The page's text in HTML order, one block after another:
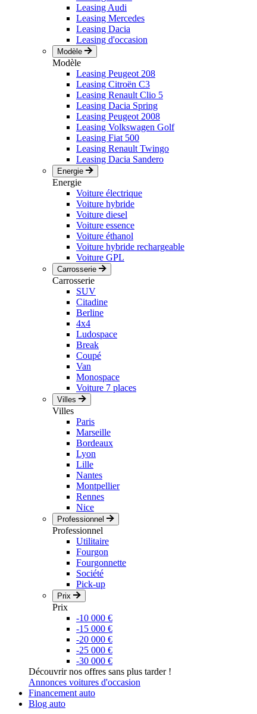
Leasing Audi
Leasing Mercedes
Leasing Dacia
Leasing d'occasion
Modèle
Modèle
Leasing Peugeot 208
Leasing Citroën C3
Leasing Renault Clio 5
Leasing Dacia Spring
Leasing Peugeot 2008
Leasing Volkswagen Golf
Leasing Fiat 500
Leasing Renault Twingo
Leasing Dacia Sandero
Energie
Energie
Voiture électrique
Voiture hybride
Voiture diesel
Voiture essence
Voiture éthanol
Voiture hybride rechargeable
Voiture GPL
Carrosserie
Carrosserie
SUV
Citadine
Berline
4x4
Ludospace
Break
Coupé
Van
Monospace
Voiture 7 places
Villes
Villes
Paris
Marseille
Bordeaux
Lyon
Lille
Nantes
Montpellier
Rennes
Nice
Professionnel
Professionnel
Utilitaire
Fourgon
Fourgonnette
Société
Pick-up
Prix
Prix
-10 000 €
-15 000 €
-20 000 €
-25 000 €
-30 000 €
Découvrir nos offres sans plus tarder !
Annonces voitures d'occasion
Financement auto
Blog auto